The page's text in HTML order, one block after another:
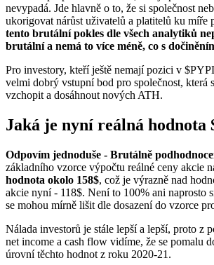
nevypadá. Jde hlavně o to, že si společnost
ukorigovat nárůst uživatelů a platitelů ku míře
tento brutální pokles dle všech analytiků
brutální a nemá to více méně, co s
Pro investory, kteří ještě nemají pozici v
velmi dobrý vstupní bod pro společnost, která
vzchopit a dosáhnout nových ATH.
Jaká je nyní reálná hodnota
Odpovím jednoduše - Brutálně
základního vzorce výpočtu reálné ceny akcie
hodnota okolo 158$, což je výrazně nad
akcie nyní - 118$. Není to 100% ani naprosto
se mohou mírně lišit dle dosazení do vzorce
Nálada investorů je stále lepší a lepší, proto z
net income a cash flow vidíme, že se pomalu
úrovní těchto hodnot z roku 2020-21.